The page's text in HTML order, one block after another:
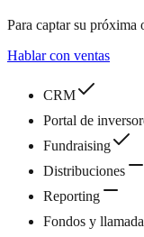
Para captar su próxima
Hablar con ventas
CRM
Portal de
Fundraising
Distribuciones
Reporting
Fondos y